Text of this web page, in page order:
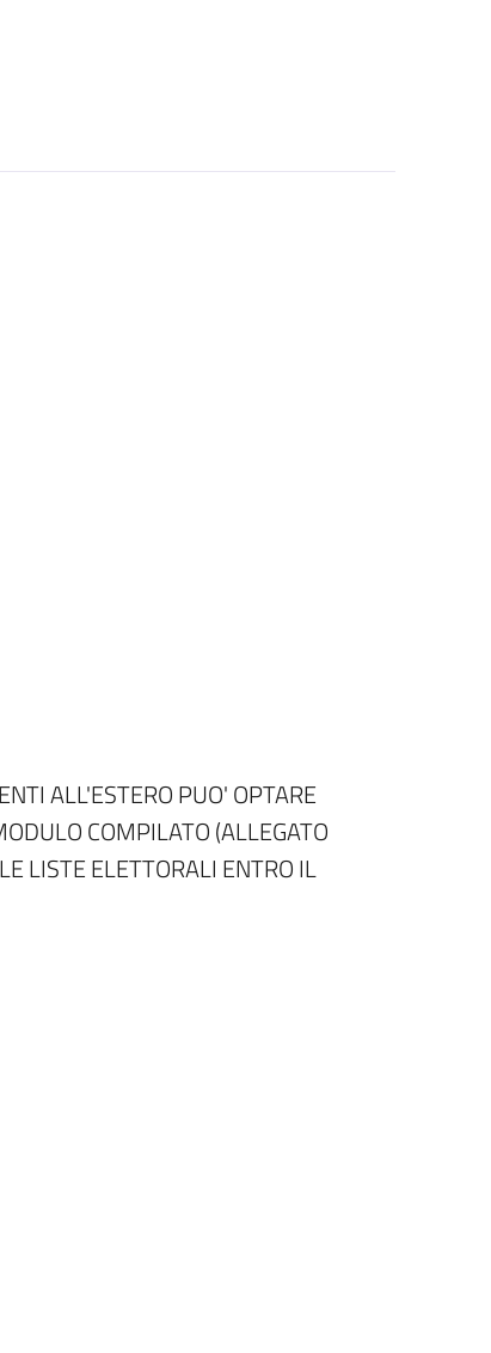
ALL'ESTERO PUO' OPTARE
COMPILATO (ALLEGATO
LISTE ELETTORALI ENTRO IL